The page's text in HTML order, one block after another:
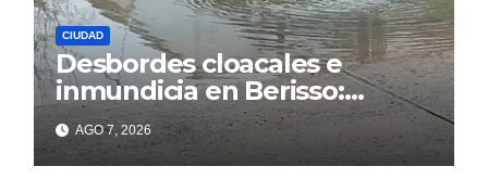
CIUDAD
Desbordes cloacales e
inmundicia en Berisso:
colapso de la red en la calle
14AGO 7, 2026